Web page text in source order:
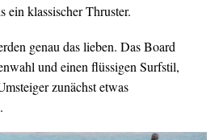
ein klassischer Thruster.
genau das lieben. Das Board
und einen flüssigen Surfstil,
zunächst etwas